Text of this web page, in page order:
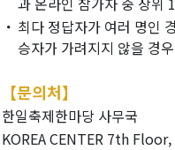
・ 최다 정답자가 여러 명인
승자가 가려지지 않을 경
【문의처】
한일축제한마당 사무국
KOREA CENTER 7th